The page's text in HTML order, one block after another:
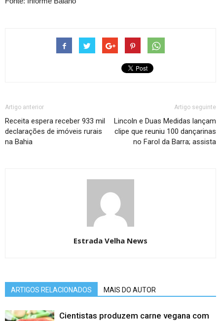
Artigo anterior
Receita espera receber 933 mil
declarações de imóveis rurais
na Bahia
Artigo seguinte
Lincoln e Duas Medidas lançam
clipe que reuniu 100 dançarinas
no Farol da Barra; assista
Estrada Velha News
ARTIGOS RELACIONADOS MAIS DO AUTOR
Cientistas produzem carne vegana com